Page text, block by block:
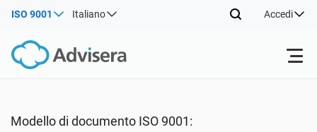
ISO 9001 Italiano Accedi
Modello di documento ISO 9001: